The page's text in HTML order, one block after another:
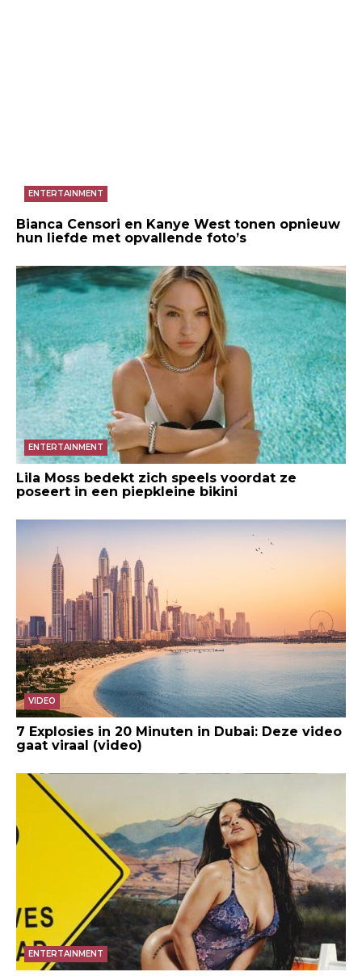
ENTERTAINMENT
Bianca Censori en Kanye West tonen opnieuw
hun liefde met opvallende foto’s
ENTERTAINMENT
Lila Moss bedekt zich speels voordat ze
poseert in een piepkleine bikini
VIDEO
7 Explosies in 20 Minuten in Dubai: Deze video
gaat viraal (video)
ENTERTAINMENT